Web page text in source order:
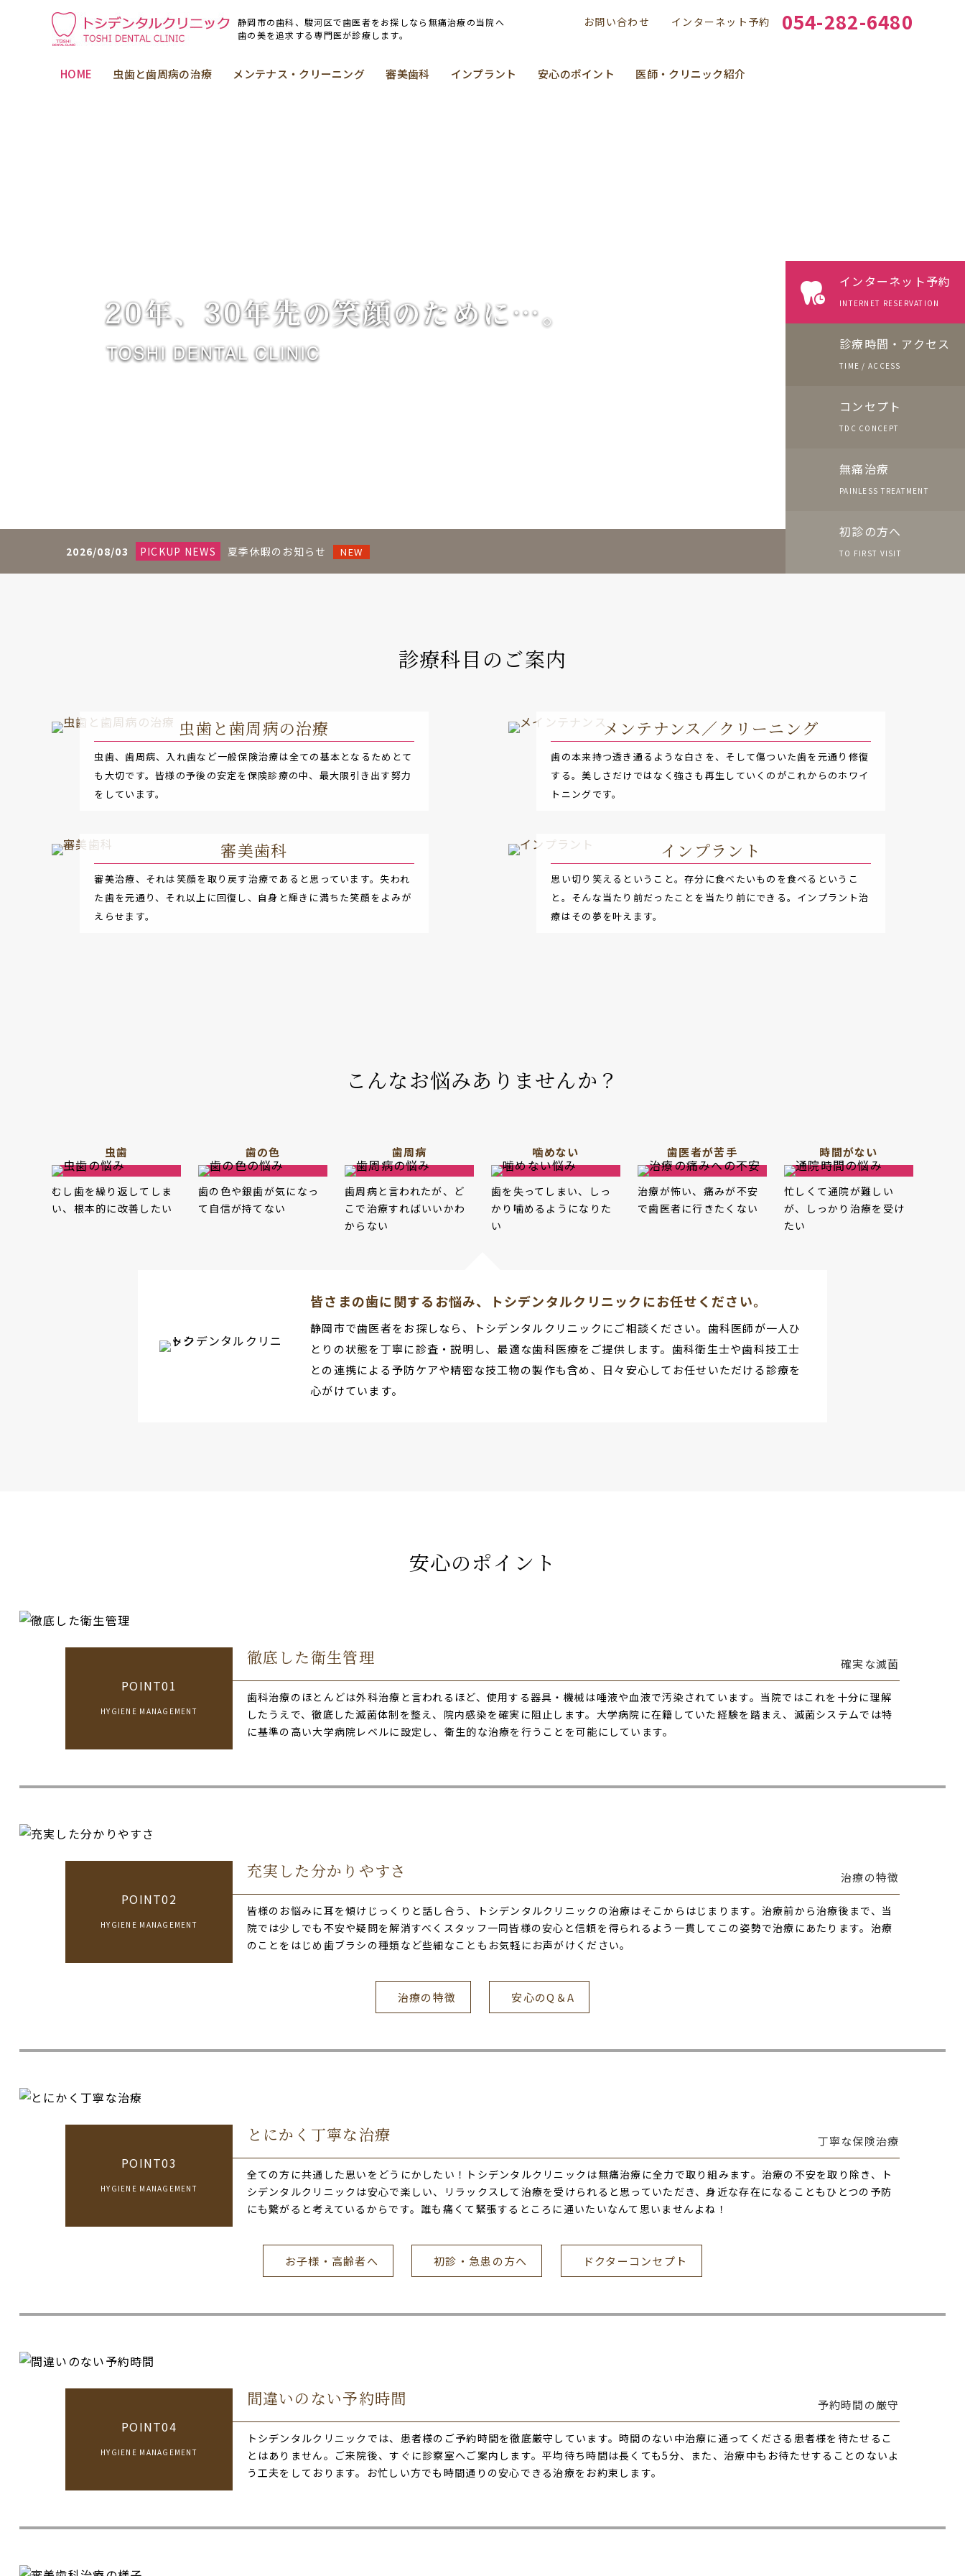
静岡市の歯科、駿河区で歯医者をお探しなら無痛治療の当院へ
歯の美を追求する専門医が診療します。
054-282-6480
お問い合わせ インターネット予約
HOME 虫歯と歯周病の治療 メンテナス・クリーニング 審美歯科 インプラント 安心のポイント 医師・クリニック紹介
2026/08/03 PICKUP NEWS 夏季休暇のお知らせ NEW
インターネット予約
INTERNET RESERVATION
診療時間・アクセス
TIME / ACCESS
コンセプト
TDC CONCEPT
無痛治療
PAINLESS TREATMENT
初診の方へ
TO FIRST VISIT
診療科目のご案内
虫歯と歯周病の治療
虫歯、歯周病、入れ歯など一般保険治療は全ての基本となるためとて
も大切です。皆様の予後の安定を保険診療の中、最大限引き出す努力
をしています。
メンテナンス／クリーニング
歯の本来持つ透き通るような白さを、そして傷ついた歯を元通り修復
する。美しさだけではなく強さも再生していくのがこれからのホワイ
トニングです。
審美歯科
審美治療、それは笑顔を取り戻す治療であると思っています。失われ
た歯を元通り、それ以上に回復し、自身と輝きに満ちた笑顔をよみが
えらせます。
インプラント
思い切り笑えるということ。存分に食べたいものを食べるというこ
と。そんな当たり前だったことを当たり前にできる。インプラント治
療はその夢を叶えます。
こんなお悩みありませんか？
虫歯
むし歯を繰り返してしま
い、根本的に改善したい
歯の色
歯の色や銀歯が気になっ
て自信が持てない
歯周病
歯周病と言われたが、ど
こで治療すればいいかわ
からない
噛めない
歯を失ってしまい、しっ
かり噛めるようになりた
い
歯医者が苦手
治療が怖い、痛みが不安
で歯医者に行きたくない
時間がない
忙しくて通院が難しい
が、しっかり治療を受け
たい
皆さまの歯に関するお悩み、トシデンタルクリニックにお任せください。
静岡市で歯医者をお探しなら、トシデンタルクリニックにご相談ください。歯科医師が一人ひ
とりの状態を丁寧に診査・説明し、最適な歯科医療をご提供します。歯科衛生士や歯科技工士
との連携による予防ケアや精密な技工物の製作も含め、日々安心してお任せいただける診療を
心がけています。
安心のポイント
POINT01
HYGIENE MANAGEMENT
徹底した衛生管理 確実な滅菌
歯科治療のほとんどは外科治療と言われるほど、使用する器具・機械は唾液や血液で汚染されています。当院ではこれを十分に理解
したうえで、徹底した滅菌体制を整え、院内感染を確実に阻止します。大学病院に在籍していた経験を踏まえ、滅菌システムでは特
に基準の高い大学病院レベルに設定し、衛生的な治療を行うことを可能にしています。
POINT02
HYGIENE MANAGEMENT
充実した分かりやすさ 治療の特徴
皆様のお悩みに耳を傾けじっくりと話し合う、トシデンタルクリニックの治療はそこからはじまります。治療前から治療後まで、当
院では少しでも不安や疑問を解消すべくスタッフ一同皆様の安心と信頼を得られるよう一貫してこの姿勢で治療にあたります。治療
のことをはじめ歯ブラシの種類など些細なこともお気軽にお声がけください。
治療の特徴 安心のQ＆A
POINT03
HYGIENE MANAGEMENT
とにかく丁寧な治療 丁寧な保険治療
全ての方に共通した思いをどうにかしたい！トシデンタルクリニックは無痛治療に全力で取り組みます。治療の不安を取り除き、ト
シデンタルクリニックは安心で楽しい、リラックスして治療を受けられると思っていただき、身近な存在になることもひとつの予防
にも繋がると考えているからです。誰も痛くて緊張するところに通いたいなんて思いませんよね！
お子様・高齢者へ 初診・急患の方へ ドクターコンセプト
POINT04
HYGIENE MANAGEMENT
間違いのない予約時間 予約時間の厳守
トシデンタルクリニックでは、患者様のご予約時間を徹底厳守しています。時間のない中治療に通ってくださる患者様を待たせるこ
とはありません。ご来院後、すぐに診察室へご案内します。平均待ち時間は長くても5分、また、治療中もお待たせすることのないよ
う工夫をしております。お忙しい方でも時間通りの安心できる治療をお約束します。